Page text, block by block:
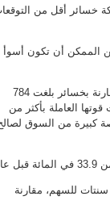
خسائر أقل من
من الممكن أن تكون أسوأ
وباستبعاد المصارف الخاصة تكون الشركة قد خسرت 255 مليون دولار في الربع الأول مقارنة بخسائر بلغت 784
العاملة بأكثر من
كبيرة من السوق
23 مليون دولار بواقع أربعة سنتات للسهم، مقارنة